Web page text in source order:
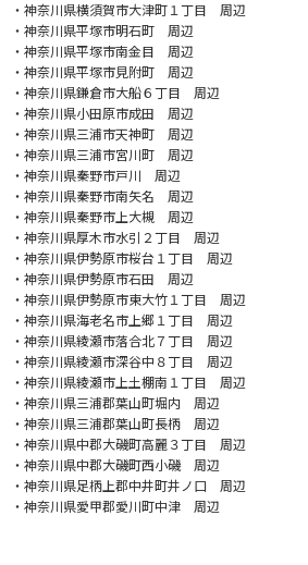
・神奈川県横須賀市大津町１丁目 周辺
・神奈川県平塚市明石町 周辺
・神奈川県平塚市南金目 周辺
・神奈川県平塚市見附町 周辺
・神奈川県鎌倉市大船６丁目 周辺
・神奈川県小田原市成田 周辺
・神奈川県三浦市天神町 周辺
・神奈川県三浦市宮川町 周辺
・神奈川県秦野市戸川 周辺
・神奈川県秦野市南矢名 周辺
・神奈川県秦野市上大槻 周辺
・神奈川県厚木市水引２丁目 周辺
・神奈川県伊勢原市桜台１丁目 周辺
・神奈川県伊勢原市石田 周辺
・神奈川県伊勢原市東大竹１丁目 周辺
・神奈川県海老名市上郷１丁目 周辺
・神奈川県綾瀬市落合北７丁目 周辺
・神奈川県綾瀬市深谷中８丁目 周辺
・神奈川県綾瀬市上土棚南１丁目 周辺
・神奈川県三浦郡葉山町堀内 周辺
・神奈川県三浦郡葉山町長柄 周辺
・神奈川県中郡大磯町高麗３丁目 周辺
・神奈川県中郡大磯町西小磯 周辺
・神奈川県足柄上郡中井町井ノ口 周辺
・神奈川県愛甲郡愛川町中津 周辺